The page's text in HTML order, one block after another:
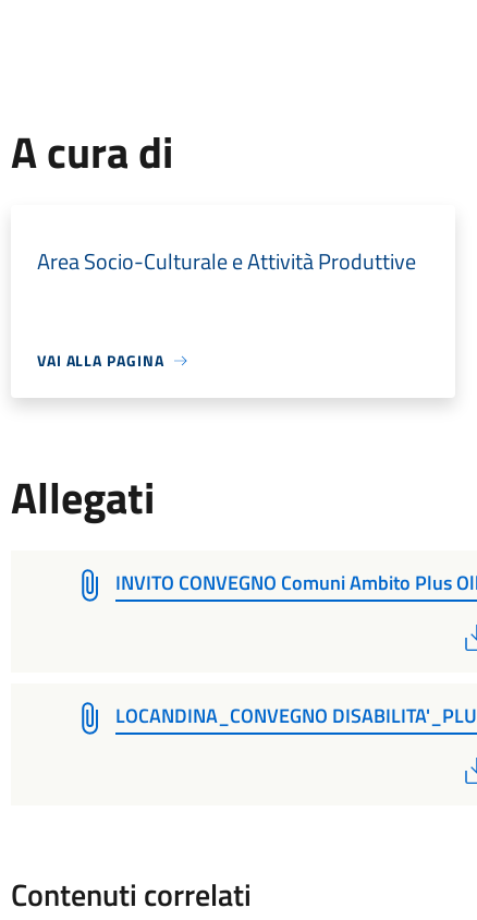
A cura di
Area Socio-Culturale e Attività Produttive
VAI ALLA PAGINA
Allegati
INVITO CONVEGNO Comuni Ambito Plus
LOCANDINA_CONVEGNO
Contenuti correlati